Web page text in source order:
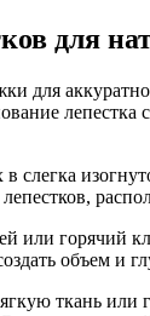
для
для
слегка
или
объем и
ткань